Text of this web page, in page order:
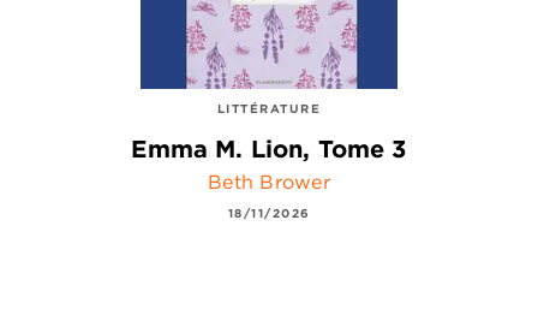
LITTÉRATURE
Emma M. Lion, Tome 3
Beth Brower
18/11/2026